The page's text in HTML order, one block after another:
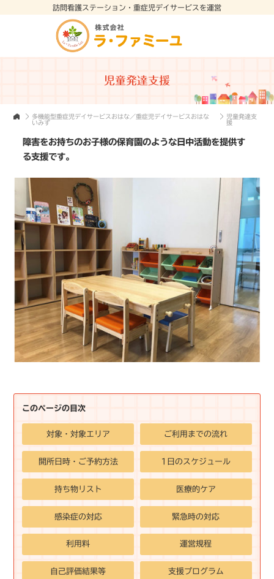
訪問看護ステーション・重症児デイサービスを運営
児童発達支援
多機能型重症児デイサービスおはな／重症児デイサービスおはな
いみず
児童発達支
援
障害をお持ちのお子様の保育園のような日中活動を提供す
る支援です。
このページの目次
対象・対象エリア ご利用までの流れ
開所日時・ご予約方法 1日のスケジュール
持ち物リスト 医療的ケア
感染症の対応 緊急時の対応
利用料 運営規程
自己評価結果等 支援プログラム